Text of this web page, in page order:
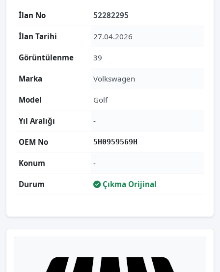
İlan No 52282295
İlan Tarihi 27.04.2026
Görüntülenme 39
Marka Volkswagen
Model Golf
Yıl Aralığı -
OEM No 5H0959569H
Konum -
Durum Çıkma Orijinal